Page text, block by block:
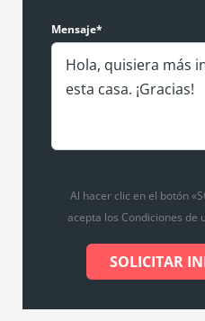
Mensaje*
Al hacer clic en el botón
acepta los Condiciones de
SOLICITAR